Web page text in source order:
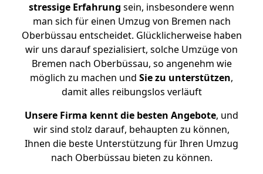
stressige Erfahrung sein, insbesondere wenn
man sich für einen Umzug von Bremen nach
Oberbüssau entscheidet. Glücklicherweise haben
wir uns darauf spezialisiert, solche Umzüge von
Bremen nach Oberbüssau, so angenehm wie
möglich zu machen und Sie zu unterstützen,
damit alles reibungslos verläuft
Unsere Firma kennt die besten Angebote, und
wir sind stolz darauf, behaupten zu können,
Ihnen die beste Unterstützung für Ihren Umzug
nach Oberbüssau bieten zu können.